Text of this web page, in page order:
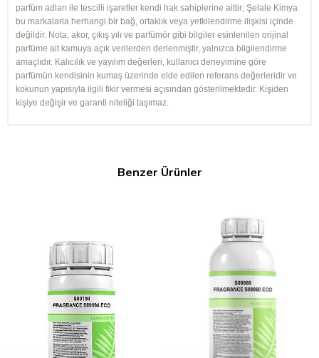
parfüm adları ile tescilli işaretler kendi hak sahiplerine aittir; Şelale Kimya
bu markalarla herhangi bir bağ, ortaklık veya yetkilendirme ilişkisi içinde
değildir. Nota, akor, çıkış yılı ve parfümör gibi bilgiler esinlenilen orijinal
parfüme ait kamuya açık verilerden derlenmiştir, yalnızca bilgilendirme
amaçlıdır. Kalıcılık ve yayılım değerleri, kullanıcı deneyimine göre
parfümün kendisinin kumaş üzerinde elde edilen referans değerleridir ve
kokunun yapısıyla ilgili fikir vermesi açısından gösterilmektedir. Kişiden
kişiye değişir ve garanti niteliği taşımaz.
Benzer Ürünler